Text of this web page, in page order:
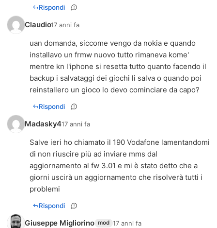
Rispondi
Claudio17 anni fa
uan domanda, siccome vengo da nokia e quando
installavo un frmw nuovo tutto rimaneva kome'
mentre kn l'iphone si resetta tutto quanto facendo il
backup i salvataggi dei giochi li salva o quando poi
reinstallero un gioco lo devo cominciare da capo?
Rispondi
Madasky417 anni fa
Salve ieri ho chiamato il 190 Vodafone lamentandomi
di non riuscire più ad inviare mms dal
aggiornamento al fw 3.01 e mi è stato detto che a
giorni uscirà un aggiornamento che risolverà tutti i
problemi
Rispondi
Giuseppe Migliorino mod 17 anni fa